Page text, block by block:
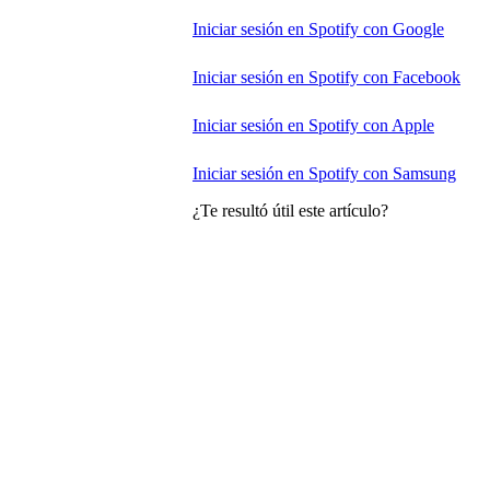
Iniciar sesión en Spotify con Google
Iniciar sesión en Spotify con Facebook
Iniciar sesión en Spotify con Apple
Iniciar sesión en Spotify con Samsung
¿Te resultó útil este artículo?